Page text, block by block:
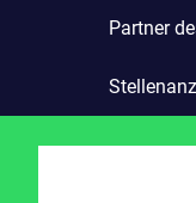
Partner